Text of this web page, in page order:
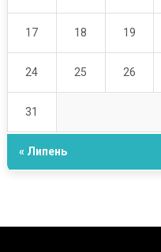
17 18 19
24 25 26
31
« Липень